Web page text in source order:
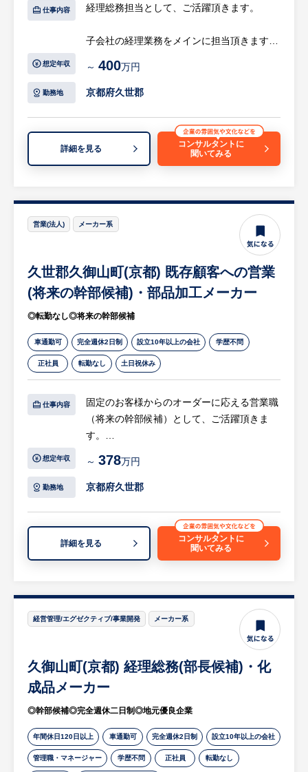
仕事内容 経理総務担当として、ご活躍頂きます。
子会社の経理業務をメインに担当頂きます。
などにも携わることが出来ます。
・月次、年次決算業務
・顧問税理士、社労士対応
等
※詳細は面談時にお伝えします
・計測機器や各種精密機器に使用される部品
など多種多様な加工品を製作しています。
ーにしており、50年以上の歴史があります。
想定年収 ～ 400万円
勤務地 京都府久世郡
詳細を見る
コンサルタントに
聞いてみる
営業(法人) メーカー系
久世郡久御山町(京都) 既存顧客への営業
(将来の幹部候補)・部品加工メーカー
◎転勤なし◎将来の幹部候補
車通勤可 完全週休2日制 設立10年以上の会社 学歴不問
正社員 転勤なし 土日祝休み
仕事内容
固定のお客様からのオーダーに応える営業職
（将来の幹部候補）として、ご活躍頂きま
す。
【具体的には…】
・固定顧客からのオーダー対応：継続的なお
・PCを使用した受注業務：受注内容を正確
に把握し、システムに入力・管理します。
・納期管理：お客様の期待に応えるため、納
期を厳守し、スケジュールを管理します。
・出荷管理：製品の出荷準備を行い、正確か
等
※詳細はご面談時にお伝えします。
【担当営業コメント】
・高い技術力を誇り、多岐にわたる製造業を
支援しています。以下のような精密な加工技
術を提供しています：
想定年収 ～ 378万円
勤務地 京都府久世郡
詳細を見る
コンサルタントに
聞いてみる
経営管理/エグゼクティブ/事業開発 メーカー系
久御山町(京都) 経理総務(部長候補)・化
成品メーカー
◎幹部候補◎完全週休二日制◎地元優良企業
年間休日120日以上 車通勤可 完全週休2日制 設立10年以上の会社
管理職・マネージャー 学歴不問 正社員 転勤なし